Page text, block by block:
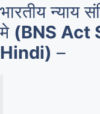
भारतीय न्याय
मे (BNS Act
Hindi) –